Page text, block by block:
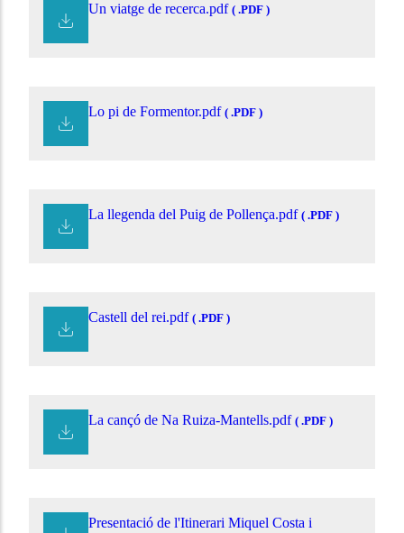
Un viatge de recerca.pdf ( .PDF )
Lo pi de Formentor.pdf ( .PDF )
La llegenda del Puig de Pollença.pdf ( .PDF )
Castell del rei.pdf ( .PDF )
La cançó de Na Ruiza-Mantells.pdf ( .PDF )
Presentació de l'Itinerari Miquel Costa i